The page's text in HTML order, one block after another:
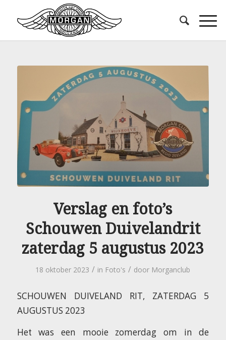
Verslag en foto’s
Schouwen Duivelandrit
zaterdag 5 augustus 2023
18 oktober 2023 / in Foto's / door Morganclub
SCHOUWEN DUIVELAND RIT, ZATERDAG 5
AUGUSTUS 2023
Het was een mooie zomerdag om in de